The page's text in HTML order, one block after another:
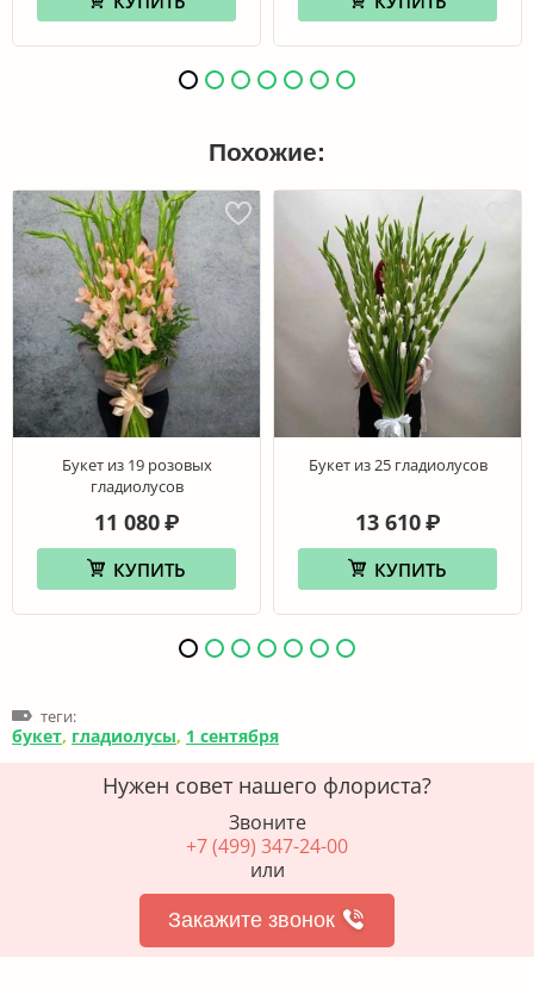
Похожие:
Букет из 19 розовых
гладиолусов
11 080 ₽
КУПИТЬ
Букет из 25 гладиолусов
13 610 ₽
КУПИТЬ
теги:
букет, гладиолусы, 1 сентября
Нужен совет нашего флориста?
Звоните
+7 (499) 347-24-00
или
Закажите звонок